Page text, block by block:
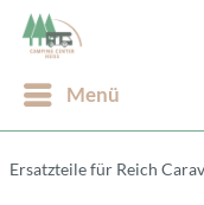
Menü
Ersatzteile für Reich